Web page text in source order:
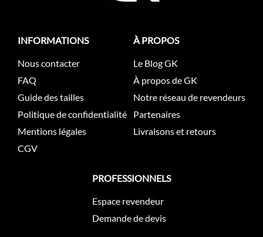
INFORMATIONS
Nous contacter
FAQ
Guide des tailles
Politique de confidentialité
Mentions légales
CGV
À PROPOS
Le Blog GK
À propos de GK
Notre réseau de revendeurs
Partenaires
Livraisons et retours
PROFESSIONNELS
Espace revendeur
Demande de devis